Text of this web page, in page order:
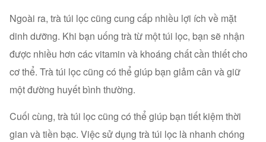
Ngoài ra, trà túi lọc cũng cung cấp nhiều lợi ích về mặt
dinh dưỡng. Khi bạn uống trà từ một túi lọc, bạn sẽ nhận
được nhiều hơn các vitamin và khoáng chất cần thiết cho
cơ thể. Trà túi lọc cũng có thể giúp bạn giảm cân và giữ
một đường huyết bình thường.
Cuối cùng, trà túi lọc cũng có thể giúp bạn tiết kiệm thời
gian và tiền bạc. Việc sử dụng trà túi lọc là nhanh chóng